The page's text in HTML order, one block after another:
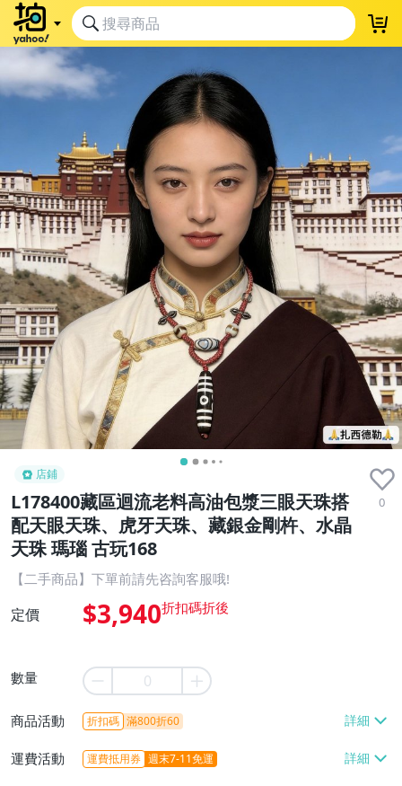
店鋪
L178400藏區迴流老料高油包漿三眼天珠搭
配天眼天珠、虎牙天珠、藏銀金剛杵、水晶
天珠 瑪瑙 古玩168
0
【二手商品】下單前請先咨詢客服哦!
定價 $3,940
數量
商品活動 折扣碼 滿800折60
運費活動 運費抵用券 週末7-11免運